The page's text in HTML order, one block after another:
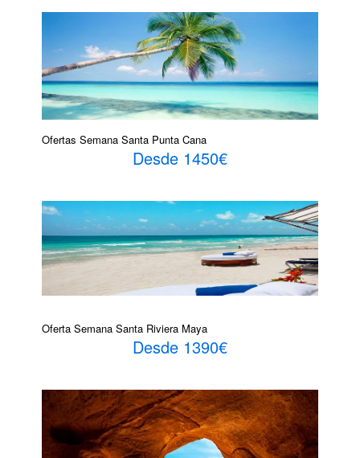
Ofertas Semana Santa Punta Cana
Desde 1450€
Oferta Semana Santa Riviera Maya
Desde 1390€